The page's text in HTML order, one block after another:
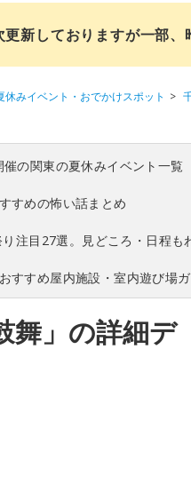
新しておりますが一部、
休みイベント・おでかけスポット
の関東の夏休みイベント一覧
すめの怖い話まとめ
注目27選。見どころ・日程も
すすめ屋内施設・室内遊び場
舞」の詳細デ